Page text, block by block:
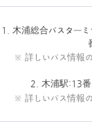
1. 木浦総合バスター
※ 詳しいバス情報
2. 木浦駅:13
※ 詳しいバス情報